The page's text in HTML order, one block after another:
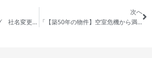
カイロスマーケティング 社名変更のお知らせ
次へ
「【築50年の物件】空室危機から満室へ！驚きのリノベーション成功事例-前編-」を公開しました